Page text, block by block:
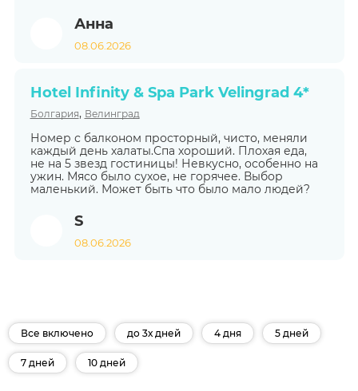
Анна
08.06.2026
Hotel Infinity & Spa Park Velingrad 4*
Болгария, Велинград
Номер с балконом просторный, чисто, меняли
каждый день халаты.Спа хороший. Плохая еда,
не на 5 звезд гостиницы! Невкусно, особенно на
ужин. Мясо было сухое, не горячее. Выбор
маленький. Может быть что было мало людей?
S
08.06.2026
Все включено до 3х дней 4 дня 5 дней
7 дней 10 дней